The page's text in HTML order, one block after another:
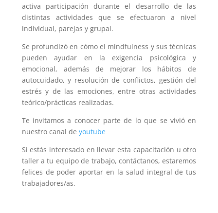
activa participación durante el desarrollo de las
distintas actividades que se efectuaron a nivel
individual, parejas y grupal.
Se profundizó en cómo el mindfulness y sus técnicas
pueden ayudar en la exigencia psicológica y
emocional, además de mejorar los hábitos de
autocuidado, y resolución de conflictos, gestión del
estrés y de las emociones, entre otras actividades
teórico/prácticas realizadas.
Te invitamos a conocer parte de lo que se vivió en
nuestro canal de youtube
Si estás interesado en llevar esta capacitación u otro
taller a tu equipo de trabajo, contáctanos, estaremos
felices de poder aportar en la salud integral de tus
trabajadores/as.